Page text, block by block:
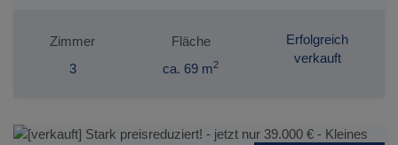
Zimmer
3
Fläche
ca. 69 m2
Erfolgreich
verkauft